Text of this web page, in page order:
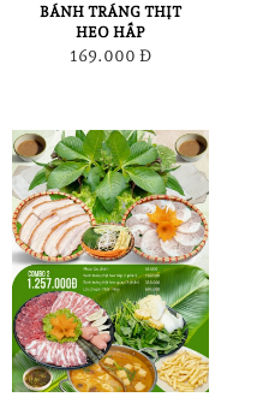
BÁNH TRÁNG THỊT
HEO HẤP
169.000 Đ